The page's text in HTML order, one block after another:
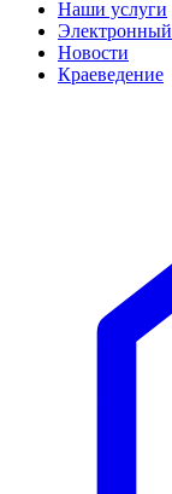
Наши услуги
Электронный
Новости
Краеведение